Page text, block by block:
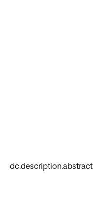
dc.description.abstract